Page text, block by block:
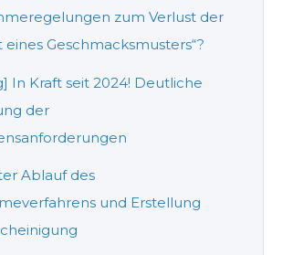
zum Verlust der
Geschmacksmusters“?
In Kraft seit 2024! Deutliche
der
Ablauf des
und Erstellung